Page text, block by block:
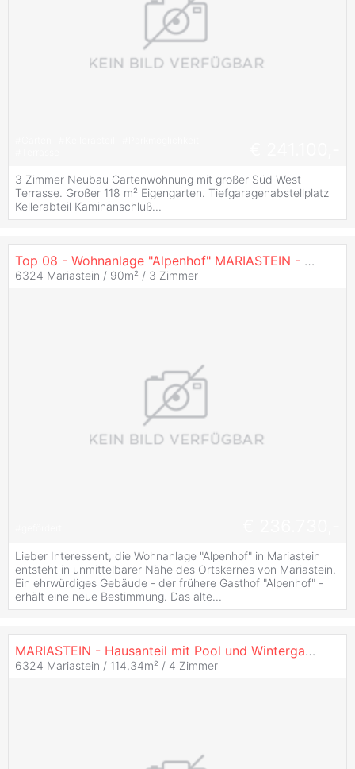
3 Zimmer Neubau Gartenwohnung mit großer Süd West
Terrasse. Großer 118 m² Eigengarten. Tiefgaragenabstellplatz
Kellerabteil Kaminanschluß...
Top 08 - Wohnanlage "Alpenhof" MARIASTEIN - PROVISIONSFREI vom Bauträger!
6324 Mariastein / 90m² / 3 Zimmer
Lieber Interessent, die Wohnanlage "Alpenhof" in Mariastein
entsteht in unmittelbarer Nähe des Ortskernes von Mariastein.
Ein ehrwürdiges Gebäude - der frühere Gasthof "Alpenhof" -
erhält eine neue Bestimmung. Das alte...
MARIASTEIN - Hausanteil mit Pool und Wintergarten - ein Glücksort
6324 Mariastein / 114,34m² / 4 Zimmer